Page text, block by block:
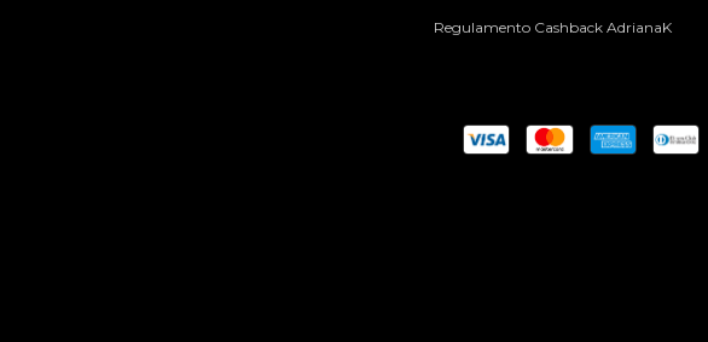
Regulamento Cashback AdrianaK